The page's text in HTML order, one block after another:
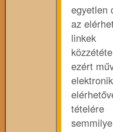
egyetlen
az
linkek
ezért
tételére